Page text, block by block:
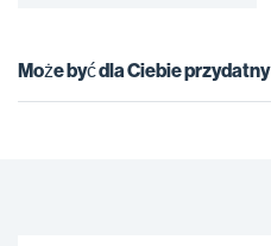
Może być dla Ciebie przydatny